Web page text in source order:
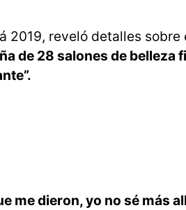
2019, reveló detalles
de 28 salones de belleza
me dieron, yo no sé más